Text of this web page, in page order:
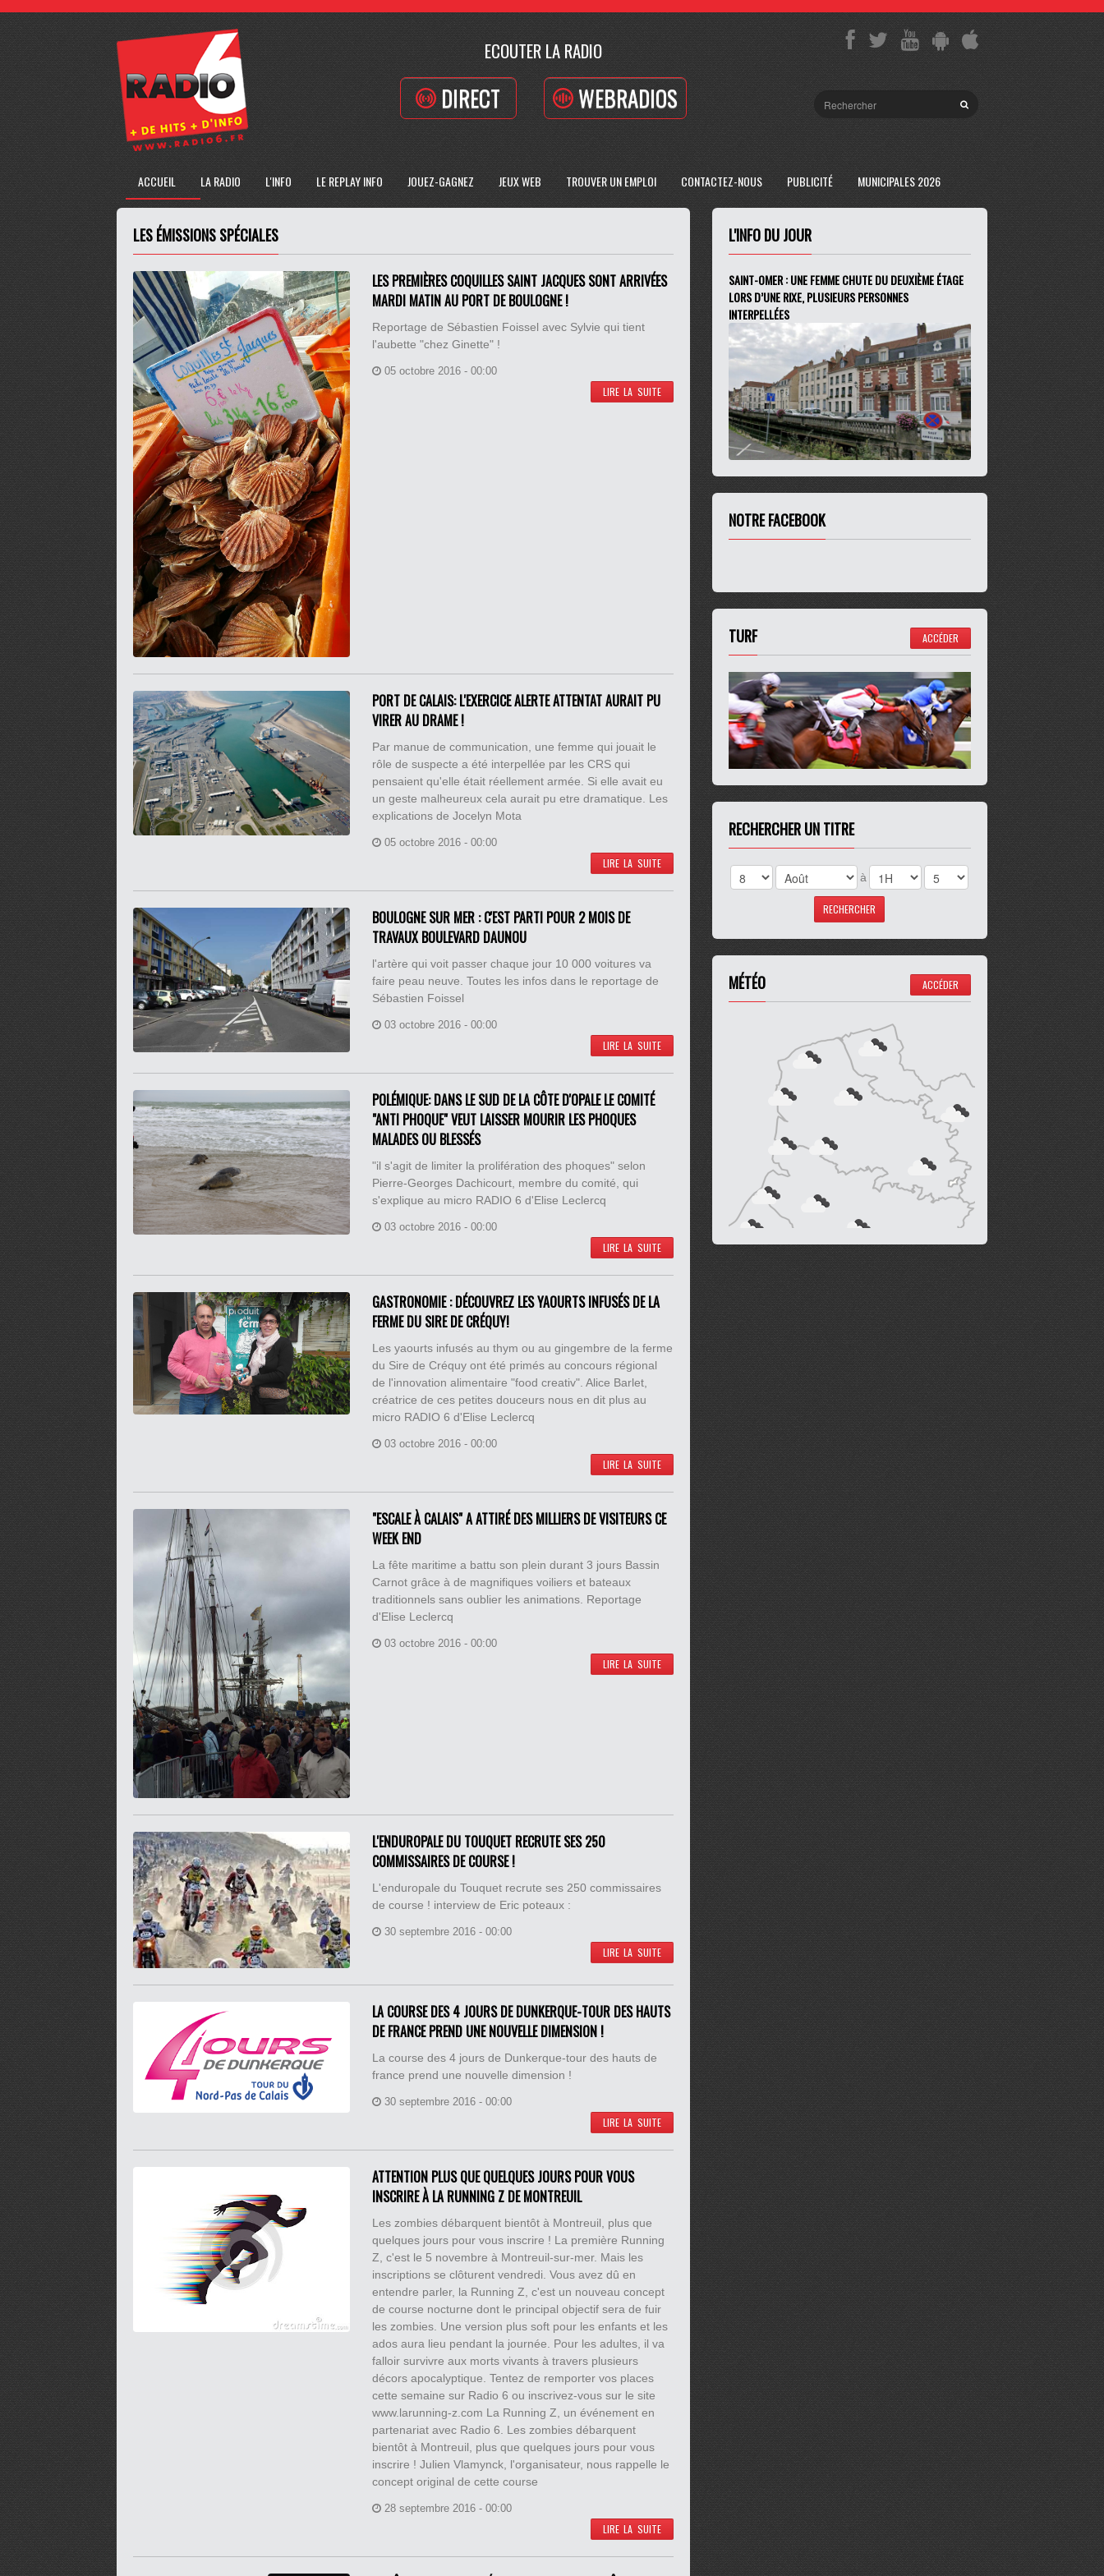
ECOUTER LA RADIO
DIRECT WEBRADIOS
ACCUEIL LA RADIO L'INFO LE REPLAY INFO JOUEZ-GAGNEZ JEUX WEB TROUVER UN EMPLOI CONTACTEZ-NOUS PUBLICITÉ MUNICIPALES 2026
LES ÉMISSIONS SPÉCIALES
LES PREMIÈRES COQUILLES SAINT JACQUES SONT ARRIVÉES
MARDI MATIN AU PORT DE BOULOGNE !
Reportage de Sébastien Foissel avec Sylvie qui tient
l'aubette "chez Ginette" !
05 octobre 2016 - 00:00
LIRE LA SUITE
PORT DE CALAIS: L'EXERCICE ALERTE ATTENTAT AURAIT PU
VIRER AU DRAME !
Par manue de communication, une femme qui jouait le
rôle de suspecte a été interpellée par les CRS qui
pensaient qu'elle était réellement armée. Si elle avait eu
un geste malheureux cela aurait pu etre dramatique. Les
explications de Jocelyn Mota
05 octobre 2016 - 00:00
LIRE LA SUITE
BOULOGNE SUR MER : C'EST PARTI POUR 2 MOIS DE
TRAVAUX BOULEVARD DAUNOU
l'artère qui voit passer chaque jour 10 000 voitures va
faire peau neuve. Toutes les infos dans le reportage de
Sébastien Foissel
03 octobre 2016 - 00:00
LIRE LA SUITE
POLÉMIQUE: DANS LE SUD DE LA CÔTE D'OPALE LE COMITÉ
"ANTI PHOQUE" VEUT LAISSER MOURIR LES PHOQUES
MALADES OU BLESSÉS
"il s'agit de limiter la prolifération des phoques" selon
Pierre-Georges Dachicourt, membre du comité, qui
s'explique au micro RADIO 6 d'Elise Leclercq
03 octobre 2016 - 00:00
LIRE LA SUITE
GASTRONOMIE : DÉCOUVREZ LES YAOURTS INFUSÉS DE LA
FERME DU SIRE DE CRÉQUY!
Les yaourts infusés au thym ou au gingembre de la ferme
du Sire de Créquy ont été primés au concours régional
de l'innovation alimentaire "food creativ". Alice Barlet,
créatrice de ces petites douceurs nous en dit plus au
micro RADIO 6 d'Elise Leclercq
03 octobre 2016 - 00:00
LIRE LA SUITE
"ESCALE À CALAIS" A ATTIRÉ DES MILLIERS DE VISITEURS CE
WEEK END
La fête maritime a battu son plein durant 3 jours Bassin
Carnot grâce à de magnifiques voiliers et bateaux
traditionnels sans oublier les animations. Reportage
d'Elise Leclercq
03 octobre 2016 - 00:00
LIRE LA SUITE
L'ENDUROPALE DU TOUQUET RECRUTE SES 250
COMMISSAIRES DE COURSE !
L'enduropale du Touquet recrute ses 250 commissaires
de course ! interview de Eric poteaux :
30 septembre 2016 - 00:00
LIRE LA SUITE
LA COURSE DES 4 JOURS DE DUNKERQUE-TOUR DES HAUTS
DE FRANCE PREND UNE NOUVELLE DIMENSION !
La course des 4 jours de Dunkerque-tour des hauts de
france prend une nouvelle dimension !
30 septembre 2016 - 00:00
LIRE LA SUITE
ATTENTION PLUS QUE QUELQUES JOURS POUR VOUS
INSCRIRE À LA RUNNING Z DE MONTREUIL
Les zombies débarquent bientôt à Montreuil, plus que
quelques jours pour vous inscrire ! La première Running
Z, c'est le 5 novembre à Montreuil-sur-mer. Mais les
inscriptions se clôturent vendredi. Vous avez dû en
entendre parler, la Running Z, c'est un nouveau concept
de course nocturne dont le principal objectif sera de fuir
les zombies. Une version plus soft pour les enfants et les
ados aura lieu pendant la journée. Pour les adultes, il va
falloir survivre aux morts vivants à travers plusieurs
décors apocalyptique. Tentez de remporter vos places
cette semaine sur Radio 6 ou inscrivez-vous sur le site
www.larunning-z.com La Running Z, un événement en
partenariat avec Radio 6. Les zombies débarquent
bientôt à Montreuil, plus que quelques jours pour vous
inscrire ! Julien Vlamynck, l'organisateur, nous rappelle le
concept original de cette course
28 septembre 2016 - 00:00
LIRE LA SUITE
L'INFO DU JOUR
SAINT-OMER : UNE FEMME CHUTE DU DEUXIÈME ÉTAGE
LORS D’UNE RIXE, PLUSIEURS PERSONNES
INTERPELLÉES
NOTRE FACEBOOK
TURF ACCÉDER
RECHERCHER UN TITRE
à
MÉTÉO ACCÉDER